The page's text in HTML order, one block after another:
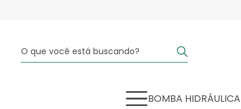
BOMBA HIDRÁULICA